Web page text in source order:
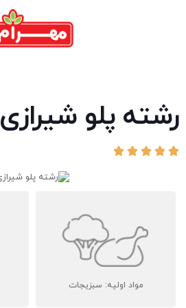
رشته پلو شیرازی





مواد اولیه: سبزیجات